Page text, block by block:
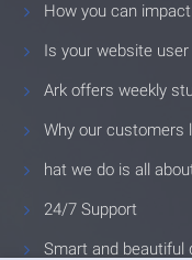
How you can
Is your website user
Ark offers weekly
Why our customers
hat we do is all
24/7 Support
Smart and beautiful